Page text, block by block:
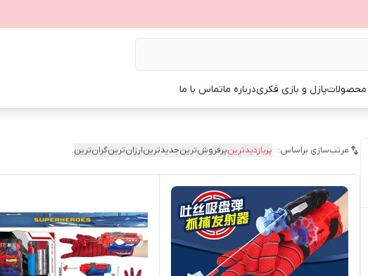
پازل و بازی فکریدرباره ماتماس با ما
مرتب‌سازی براساس: پربازدیدترینپرفروش‌ترینجدیدترینارزان‌ترینگران‌ترین